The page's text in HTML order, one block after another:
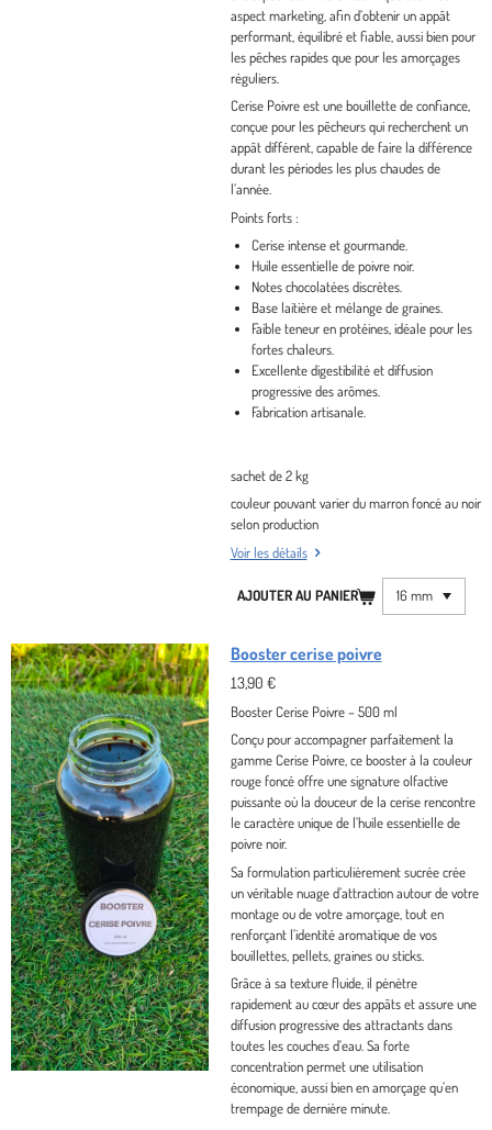
aspect marketing, afin d’obtenir un appât
performant, équilibré et fiable, aussi bien pour
les pêches rapides que pour les amorçages
réguliers.
Cerise Poivreest une bouillette de confiance,
conçue pour les pêcheurs qui recherchent un
appât différent, capable de faire la différence
durant les périodes les plus chaudes de
l’année.
Points forts :
Cerise intense et gourmande.
Huile essentielle de poivre noir.
Notes chocolatées discrètes.
Base laitière et mélange de graines.
Faible teneur en protéines, idéale pour les
fortes chaleurs.
Excellente digestibilité et diffusion
progressive des arômes.
Fabrication artisanale.
sachet de 2 kg
couleur pouvant varier du marron foncé au noir
selon production
Voir les détails
AJOUTER AU PANIER
Booster cerise poivre
13,90 €
Booster Cerise Poivre – 500 ml
Conçu pour accompagner parfaitement la
gammeCerise Poivre, ce booster à la couleur
rouge foncéoffre une signature olfactive
puissante où la douceur de la ceriserencontre
le caractère unique de l’huile essentielle de
poivre noir.
Sa formulation particulièrementsucréecrée
un véritable nuage d’attraction autour de votre
montage ou de votre amorçage, tout en
renforçant l’identité aromatique de vos
bouillettes, pellets, graines ou sticks.
Grâce à sa texture fluide, il pénètre
rapidement au cœur des appâts et assure une
diffusion progressive des attractants dans
toutes les couches d’eau. Sa forte
concentration permet une utilisation
économique, aussi bien en amorçage qu’en
trempage de dernière minute.